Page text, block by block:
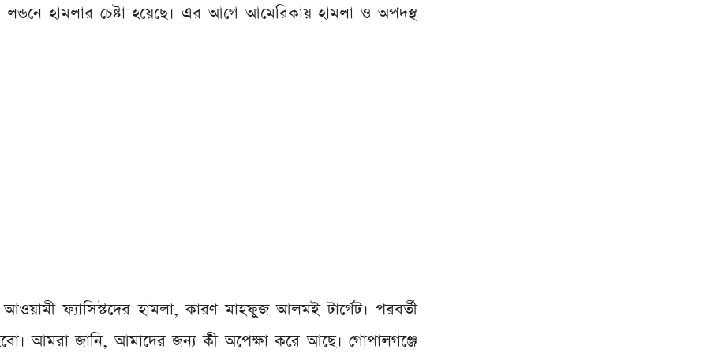
হামলার চেষ্টা হয়েছে। এর আগে আমেরিকায় হামলা ও অপদস্থ
ফ্যাসিস্টদের হামলা, কারণ মাহফুজ আলমই টার্গেট। পরবর্তী
আমরা জানি, আমাদের জন্য কী অপেক্ষা করে আছে। গোপালগঞ্জে